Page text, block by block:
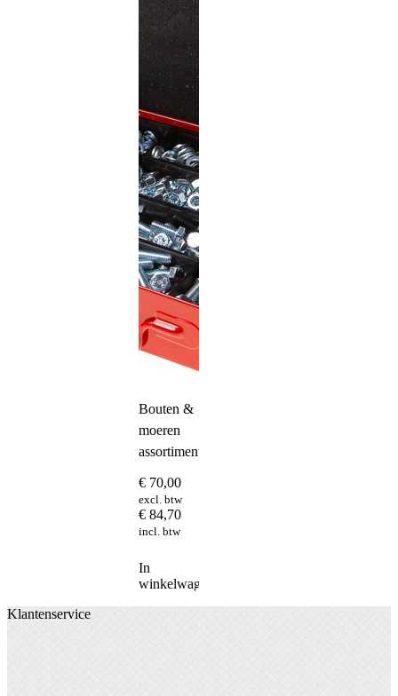
Bouten &
moeren
assortimentskist
€ 70,00
excl. btw
€ 84,70
incl. btw
In
winkelwagen
Klantenservice